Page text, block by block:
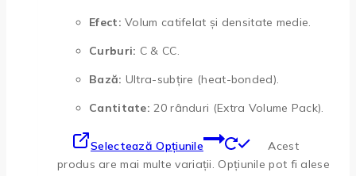
Efect: Volum catifelat și densitate medie.
Curburi: C & CC.
Bază: Ultra-subțire (heat-bonded).
Cantitate: 20 rânduri (Extra Volume Pack).
Selectează Opțiunile
Acest
produs are mai multe variații. Opțiunile pot fi alese